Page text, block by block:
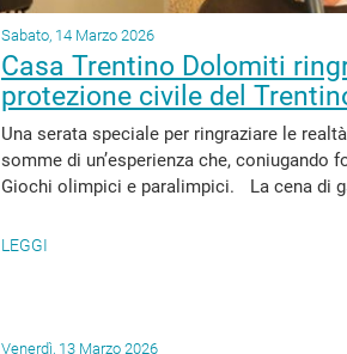
Sabato, 14 Marzo 2026
Casa Trentino Dolomiti
protezione civile del
Una serata speciale per ringraziare le
somme di un’esperienza che, coniugando
Giochi olimpici e paralimpici. La cena di
LEGGI
Venerdì, 13 Marzo 2026